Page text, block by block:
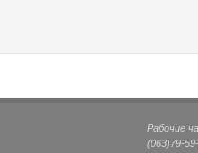
Рабочие
(063)79-